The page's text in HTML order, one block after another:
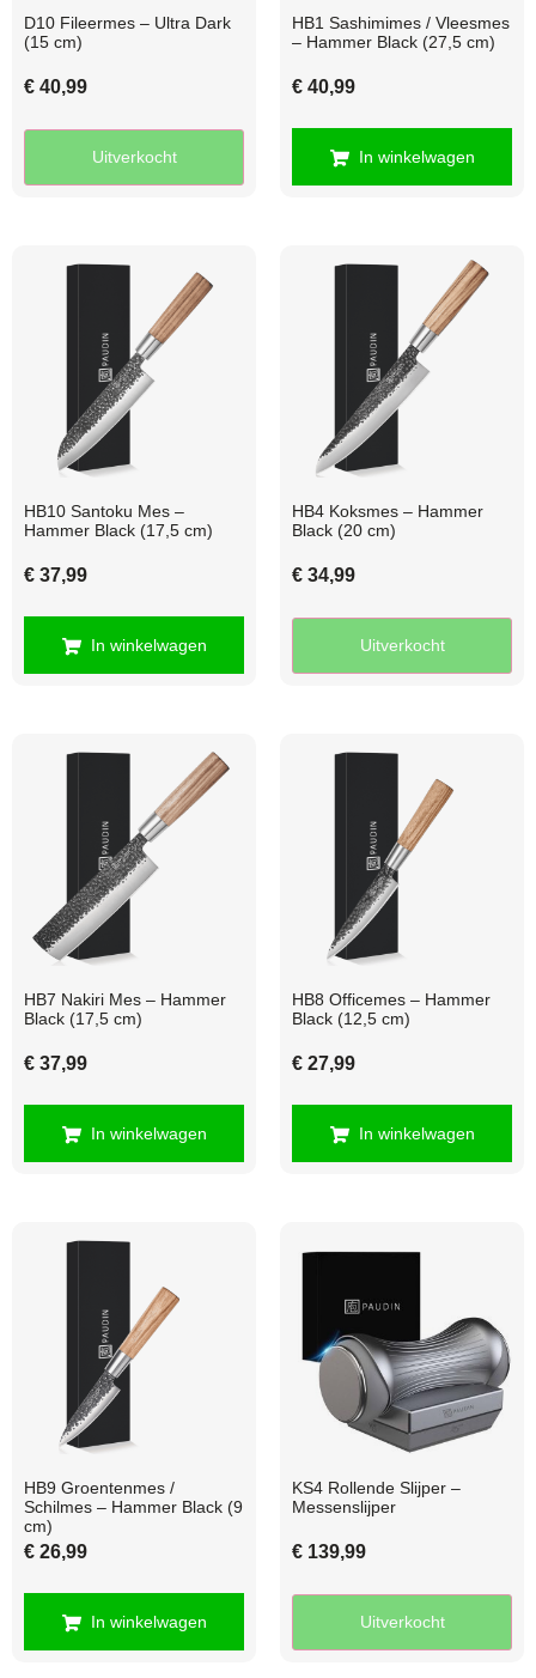
D10 Fileermes – Ultra Dark
(15 cm)
€ 40,99
Uitverkocht
HB1 Sashimimes / Vleesmes
– Hammer Black (27,5 cm)
€ 40,99
In winkelwagen
HB10 Santoku Mes –
Hammer Black (17,5 cm)
€ 37,99
In winkelwagen
HB4 Koksmes – Hammer
Black (20 cm)
€ 34,99
Uitverkocht
HB7 Nakiri Mes – Hammer
Black (17,5 cm)
€ 37,99
In winkelwagen
HB8 Officemes – Hammer
Black (12,5 cm)
€ 27,99
In winkelwagen
HB9 Groentenmes /
Schilmes – Hammer Black (9
cm)
€ 26,99
In winkelwagen
KS4 Rollende Slijper –
Messenslijper
€ 139,99
Uitverkocht